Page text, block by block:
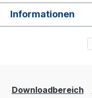
Informationen
Downloadbereich